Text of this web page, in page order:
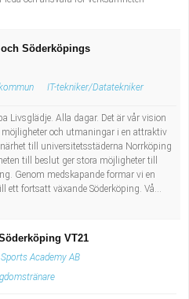
Söderköpings
IT-tekniker/Datatekniker
Livsglädje. Alla dagar. Det är vår vision
och utmaningar i en attraktiv
till universitetsstäderna Norrköping
till beslut ger stora möjligheter till
Genom medskapande formar vi en
fortsatt växande Söderköping. Vå...
VT21
Academy AB